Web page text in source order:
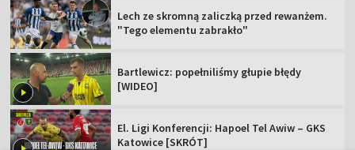
Lech ze skromną zaliczką przed rewanżem.
"Tego elementu zabrakło"
Bartlewicz: popełniliśmy głupie błędy
[WIDEO]
El. Ligi Konferencji: Hapoel Tel Awiw – GKS
Katowice [SKRÓT]